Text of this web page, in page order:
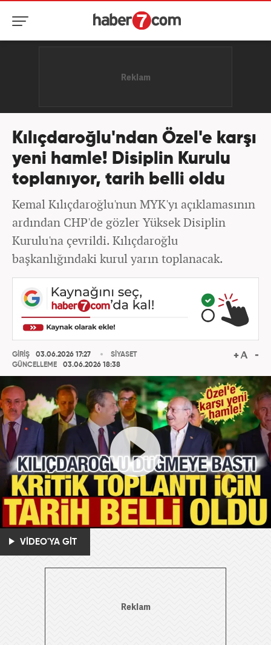
Kılıçdaroğlu'ndan Özel'e karşı
yeni hamle! Disiplin Kurulu
toplanıyor, tarih belli oldu
Kemal Kılıçdaroğlu'nun MYK'yı açıklamasının
ardından CHP'de gözler Yüksek Disiplin
Kurulu'na çevrildi. Kılıçdaroğlu
başkanlığındaki kurul yarın toplanacak.
GİRİŞ
03.06.2026 17:27
GÜNCELLEME
03.06.2026 18:38
SİYASET
VİDEO'YA GİT